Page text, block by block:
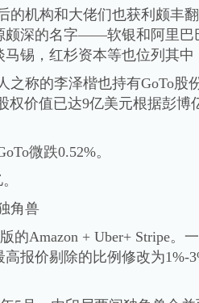
的机构和大佬们也获利颇丰
颇深的名字——软银和阿里巴
锡，红杉资本等也位列其中
之称的李泽楷也持有GoTo股
权价值已达9亿美元根据彭博
微跌0.52%。
角兽
的Amazon + Uber+ Stripe。
报价剔除的比例修改为1%-